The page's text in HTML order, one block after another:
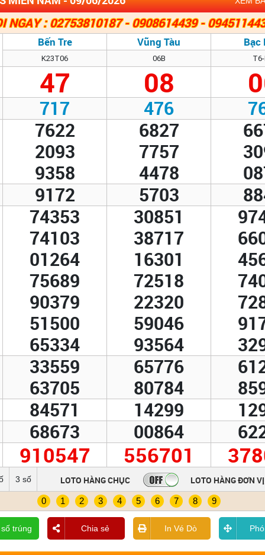
NGAY : 02753810187 - 0908614439 -
Bến Tre Vũng Tàu Bạc
K23T06 06B
47 08
717 476
7622
2093
9358
6827
7757
4478
9172
5703
74353
74103
01264
75689
90379
51500
65334
30851
38717
16301
72518
22320
59046
93564
33559
63705
65776
80784
84571
14299
68673
00864
910547 556701
3 số LOTO HÀNG CHỤC LOTO HÀNG ĐƠN VỊ
0 1 2 3 4 5 6 7 8 9
trúng Chia sẻ In Vé Dò